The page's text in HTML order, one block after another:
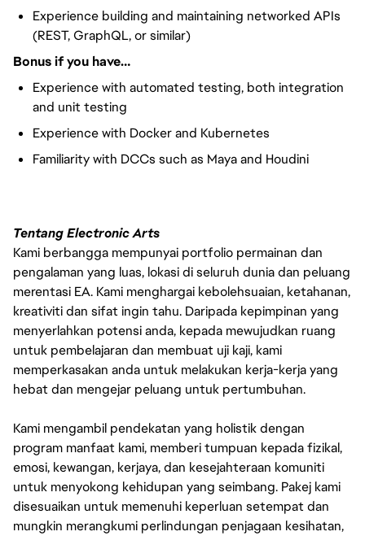
Experience building and maintaining networked APIs
(REST, GraphQL, or similar)
Bonus if you have…
Experience with automated testing, both integration
and unit testing
Experience with Docker and Kubernetes
Familiarity with DCCs such as Maya and Houdini
Tentang Electronic Arts
Kami berbangga mempunyai portfolio permainan dan
pengalaman yang luas, lokasi di seluruh dunia dan peluang
merentasi EA. Kami menghargai kebolehsuaian, ketahanan,
kreativiti dan sifat ingin tahu. Daripada kepimpinan yang
menyerlahkan potensi anda, kepada mewujudkan ruang
untuk pembelajaran dan membuat uji kaji, kami
memperkasakan anda untuk melakukan kerja-kerja yang
hebat dan mengejar peluang untuk pertumbuhan.
Kami mengambil pendekatan yang holistik dengan
program manfaat kami, memberi tumpuan kepada fizikal,
emosi, kewangan, kerjaya, dan kesejahteraan komuniti
untuk menyokong kehidupan yang seimbang. Pakej kami
disesuaikan untuk memenuhi keperluan setempat dan
mungkin merangkumi perlindungan penjagaan kesihatan,